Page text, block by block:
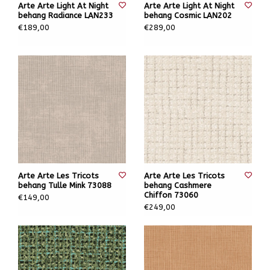
Arte Arte Light At Night
behang Radiance LAN233
€189,00
Arte Arte Light At Night
behang Cosmic LAN202
€289,00
Arte Arte Les Tricots
behang Tulle Mink 73088
€149,00
Arte Arte Les Tricots
behang Cashmere
Chiffon 73060
€249,00